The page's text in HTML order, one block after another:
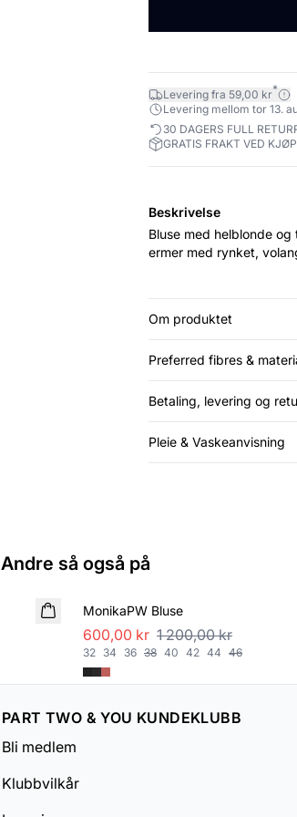
Levering fra 59,00 kr*
Levering mellom tor 13.
30 DAGERS FULL
GRATIS FRAKT VED
Beskrivelse
Bluse med helblonde
ermer med rynket,
Om produktet
Preferred fibres &
Betaling, levering og
Pleie & Vaskeanvisning
Andre så også på
SALE
MonikaPW Bluse
600,00 kr 1 200,00 kr
32 34 36 38 40 42 44 46
PART TWO & YOU KUNDEKLUBB
Bli medlem
Klubbvilkår